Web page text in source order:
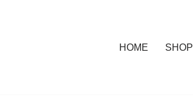
HOME SHOP